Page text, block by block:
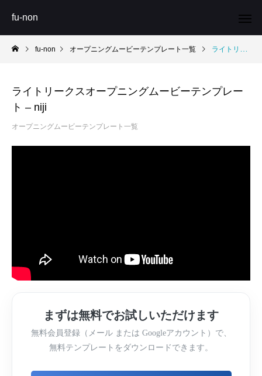
fu-non
fu-non オープニングムービーテンプレート一覧 ライトリークスオープニングムービーテンプレート – niji
ライトリークスオープニングムービーテンプレー
ト – niji
オープニングムービーテンプレート一覧
まずは無料でお試しいただけます
無料会員登録（メール または Googleアカウント）で、
無料テンプレートをダウンロードできます。